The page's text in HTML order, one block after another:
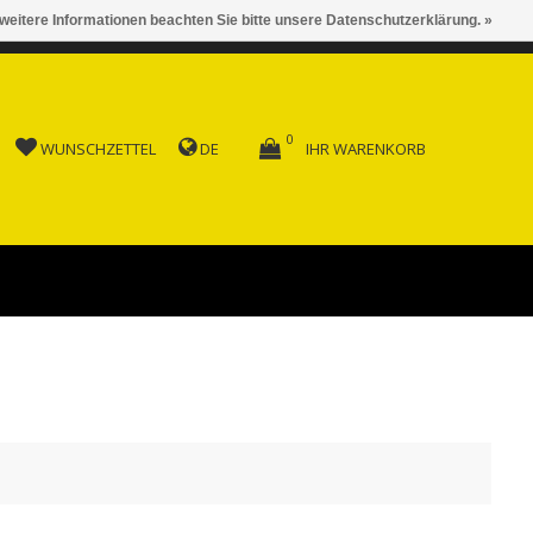
AB FR. 150.00
WUNSCHZETTEL DE IHR WARENKORB
0
Informationen beachten Sie bitte unsere Datenschutzerklärung. »